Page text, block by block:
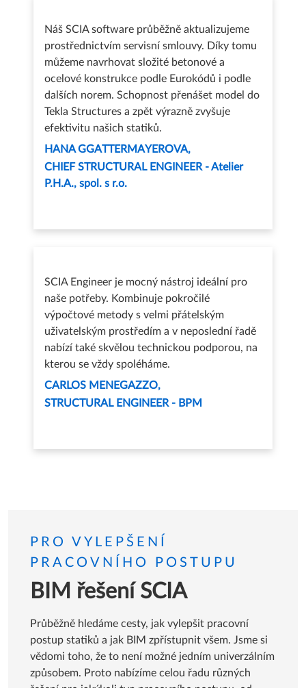
Náš SCIA software průběžně aktualizujeme
prostřednictvím servisní smlouvy. Díky tomu
můžeme navrhovat složité betonové a
ocelové konstrukce podle Eurokódů i podle
dalších norem. Schopnost přenášet model do
Tekla Structures a zpět výrazně zvyšuje
efektivitu našich statiků.
HANA GGATTERMAYEROVA
CHIEF STRUCTURAL ENGINEER - Atelier
P.H.A., spol. s r.o.
SCIA Engineer je mocný nástroj ideální pro
naše potřeby. Kombinuje pokročilé
výpočtové metody s velmi přátelským
uživatelským prostředím a v neposlední řadě
nabízí také skvělou technickou podporou, na
kterou se vždy spoléháme.
CARLOS MENEGAZZO
STRUCTURAL ENGINEER - BPM
PRO VYLEPŠENÍ
PRACOVNÍHO POSTUPU
BIM řešení SCIA
Průběžně hledáme cesty, jak vylepšit pracovní
postup statiků a jak BIM zpřístupnit všem. Jsme si
vědomi toho, že to není možné jedním univerzálním
způsobem. Proto nabízíme celou řadu různých